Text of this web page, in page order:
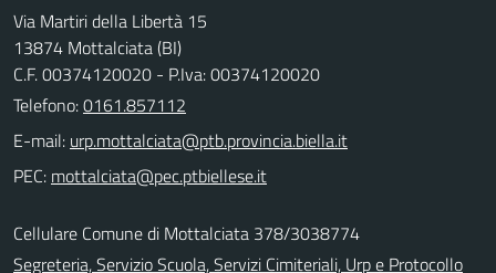
Via Martiri della Libertà 15
13874 Mottalciata (BI)
C.F. 00374120020 - P.Iva: 00374120020
Telefono:0161.857112
E-mail:
PEC:
Cellulare Comune di Mottalciata 378/3038774
Segreteria, Servizio Scuola, Servizi Cimiteriali, Urp e Protocollo